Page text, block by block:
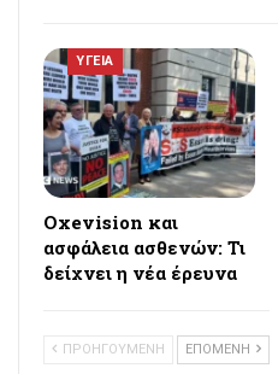
ΥΓΕΙΑ
Oxevision και
ασφάλεια ασθενών: Τι
δείχνει η νέα έρευνα
ΠΡΟΗΓΟΥΜΕΝΗ ΕΠΟΜΕΝΗ